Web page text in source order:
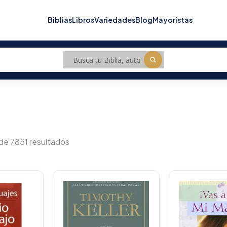
BibliasLibrosVariedadesBlogMayoristas
7851 resultados